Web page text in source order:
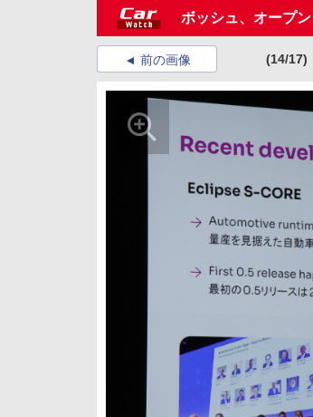
ボッシュ、オープ
前の画像 (14/17)